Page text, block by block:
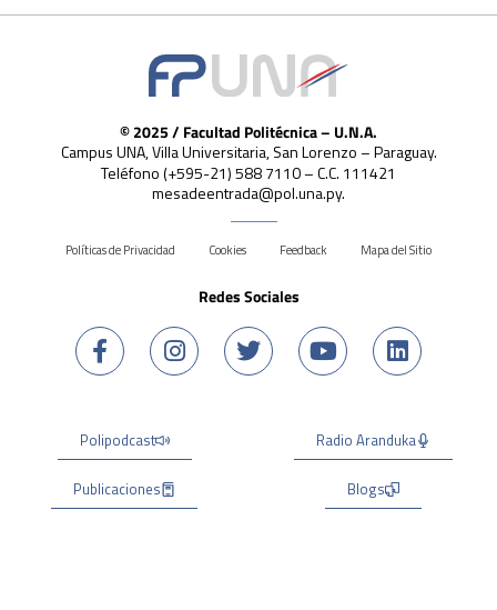
© 2025 / Facultad Politécnica – U.N.A.
Campus UNA, Villa Universitaria, San Lorenzo – Paraguay.
Teléfono (+595-21) 588 7110 – C.C. 111421
mesadeentrada@pol.una.py.
Políticas de Privacidad Cookies Feedback Mapa del Sitio
Redes Sociales
Polipodcast
Publicaciones
Radio Aranduka
Blogs